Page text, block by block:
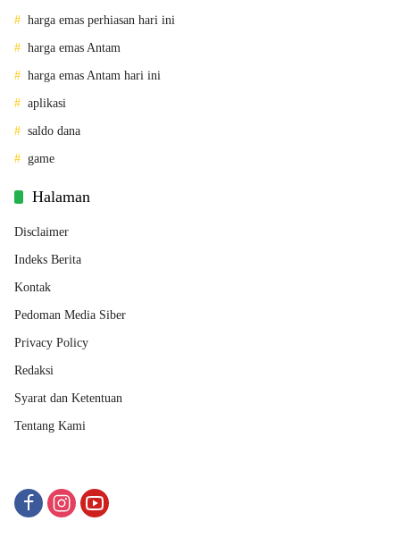
harga emas perhiasan hari ini
harga emas Antam
harga emas Antam hari ini
aplikasi
saldo dana
game
Halaman
Disclaimer
Indeks Berita
Kontak
Pedoman Media Siber
Privacy Policy
Redaksi
Syarat dan Ketentuan
Tentang Kami